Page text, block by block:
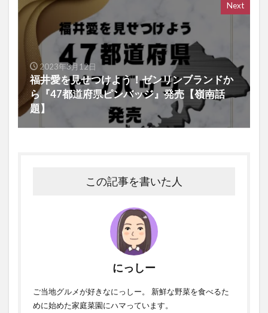
Next
2023年3月12日
福井愛を見せつけよう！ゼンリンブランドか
ら『47都道府県ピンバッジ』発売【嶺南話
題】
この記事を書いた人
にっしー
ご当地グルメが好きなにっしー。 新鮮な野菜を食べるた
めに始めた家庭菜園にハマっています。